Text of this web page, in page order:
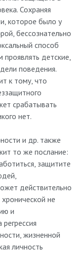
Сохраняя
которое было у
бессознательно
способ
детские,
поведения.
к тому, что
срабатывать
нет.
и др. также
то же послание:
защитите
действительно
не
и
жизненной
личность